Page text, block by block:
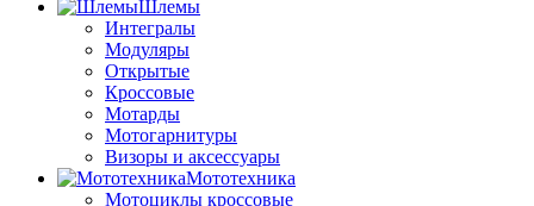
Шлемы
Интегралы
Модуляры
Открытые
Кроссовые
Мотарды
Мотогарнитуры
Визоры и аксессуары
Мототехника
Мотоциклы кроссовые